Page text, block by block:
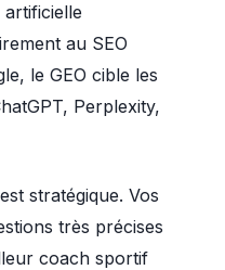
au SEO
le GEO cible les
Perplexity,
stratégique. Vos
très précises
coach sportif